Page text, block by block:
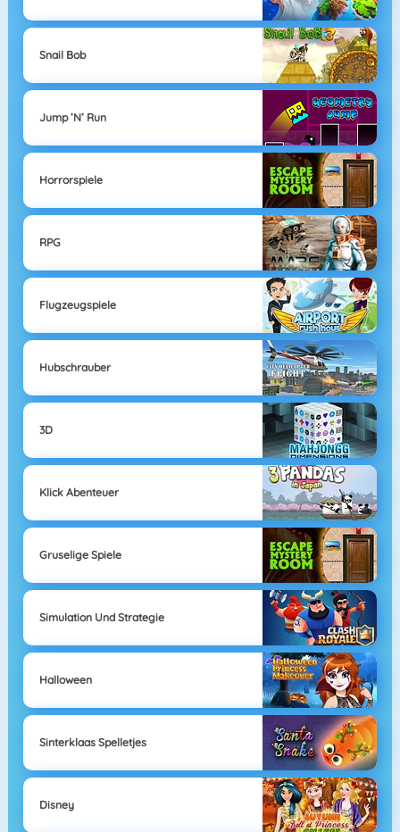
Snail Bob
Jump ’n’ Run
Horrorspiele
RPG
Flugzeugspiele
Hubschrauber
3D
Klick Abenteuer
Gruselige Spiele
Simulation Und Strategie
Halloween
Sinterklaas Spelletjes
Disney